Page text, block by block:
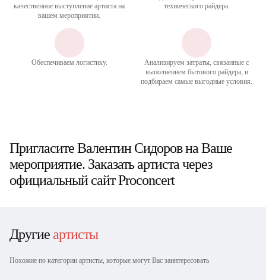
качественное выступление артиста на
вашем мероприятии.
технического райдера.
Обеспечиваем логистику.
Анализируем затраты, связанные с
выполнением бытового райдера, и
подбираем самые выгодные условия.
Пригласите Валентин Сидоров на Ваше
мероприятие. Заказать артиста через
официальный сайт Proconcert
Другие артисты
Похожие по категории артисты, которые могут Вас заинтересовать